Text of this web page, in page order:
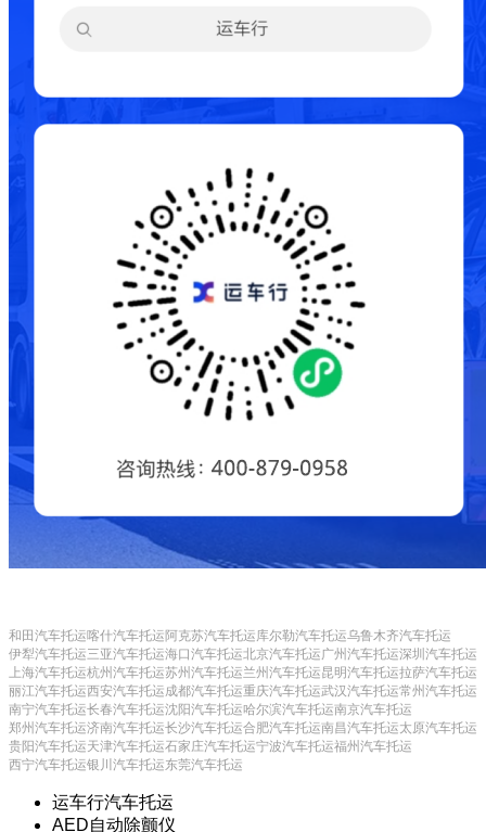
和田汽车托运喀什汽车托运阿克苏汽车托运库尔勒汽车托运乌鲁木齐汽车托运
伊犁汽车托运三亚汽车托运海口汽车托运北京汽车托运广州汽车托运深圳汽车托运
上海汽车托运杭州汽车托运苏州汽车托运兰州汽车托运昆明汽车托运拉萨汽车托运
丽江汽车托运西安汽车托运成都汽车托运重庆汽车托运武汉汽车托运常州汽车托运
南宁汽车托运长春汽车托运沈阳汽车托运哈尔滨汽车托运南京汽车托运
郑州汽车托运济南汽车托运长沙汽车托运合肥汽车托运南昌汽车托运太原汽车托运
贵阳汽车托运天津汽车托运石家庄汽车托运宁波汽车托运福州汽车托运
西宁汽车托运银川汽车托运东莞汽车托运
运车行汽车托运
AED自动除颤仪